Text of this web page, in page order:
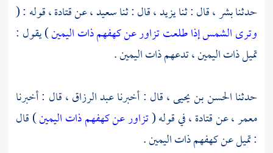
حدثنابشر ،قال : ثنايزيد ،قال : ثناسعيد ،عنقتادة، قوله : (
وترى الشمس إذا طلعت تزاور عن كهفهم ذات اليمين) يقول :
تميل ذات اليمين ، تدعهم ذات اليمين .
حدثناالحسن بن يحيى ،قال : أخبرناعبد الرزاق ،قال : أخبرنا
معمر ،عنقتادة ،في قوله (تزاور عن كهفهم ذات اليمين) قال
: تميل عن كهفهم ذات اليمين .